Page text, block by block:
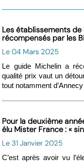
Les établissements
récompensés par les
Le 04 Mars 2025
Le guide Michelin a
qualité prix vaut un
tout notamment
Pour la deuxième
élu Mister France : «
Le 31 Janvier 2025
C’est après avoir vu